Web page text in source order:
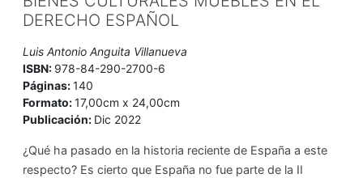
DERECHO ESPAÑOL
Luis Antonio Anguita Villanueva
ISBN: 978-84-290-2700-6
Páginas:140
Formato:17,00cm x 24,00cm
Publicación: Dic 2022
¿Qué ha pasado en la historia reciente de España a este
respecto? Es cierto que España no fue parte de la II